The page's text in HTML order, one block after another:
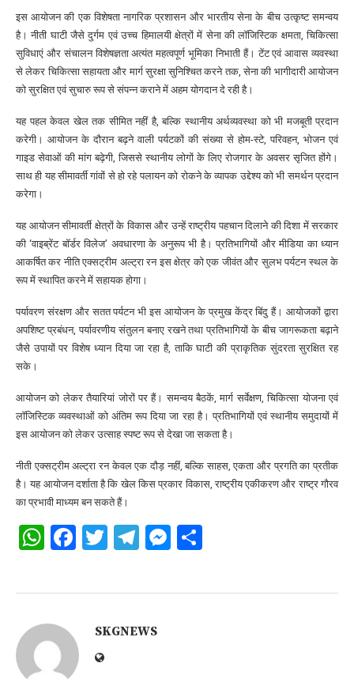
इस आयोजन की एक विशेषता नागरिक प्रशासन और भारतीय सेना के बीच उत्कृष्ट समन्वय
है। नीती घाटी जैसे दुर्गम एवं उच्च हिमालयी क्षेत्रों में सेना की लॉजिस्टिक क्षमता, चिकित्सा
सुविधाएं और संचालन विशेषज्ञता अत्यंत महत्वपूर्ण भूमिका निभाती हैं। टेंट एवं आवास व्यवस्था
से लेकर चिकित्सा सहायता और मार्ग सुरक्षा सुनिश्चित करने तक, सेना की भागीदारी आयोजन
को सुरक्षित एवं सुचारु रूप से संपन्न कराने में अहम योगदान दे रही है।
यह पहल केवल खेल तक सीमित नहीं है, बल्कि स्थानीय अर्थव्यवस्था को भी मजबूती प्रदान
करेगी। आयोजन के दौरान बढ़ने वाली पर्यटकों की संख्या से होम-स्टे, परिवहन, भोजन एवं
गाइड सेवाओं की मांग बढ़ेगी, जिससे स्थानीय लोगों के लिए रोजगार के अवसर सृजित होंगे।
साथ ही यह सीमावर्ती गांवों से हो रहे पलायन को रोकने के व्यापक उद्देश्य को भी समर्थन प्रदान
करेगा।
यह आयोजन सीमावर्ती क्षेत्रों के विकास और उन्हें राष्ट्रीय पहचान दिलाने की दिशा में सरकार
की ‘वाइब्रेंट बॉर्डर विलेज’ अवधारणा के अनुरूप भी है। प्रतिभागियों और मीडिया का ध्यान
आकर्षित कर नीति एक्सट्रीम अल्ट्रा रन इस क्षेत्र को एक जीवंत और सुलभ पर्यटन स्थल के
रूप में स्थापित करने में सहायक होगा।
पर्यावरण संरक्षण और सतत पर्यटन भी इस आयोजन के प्रमुख केंद्र बिंदु हैं। आयोजकों द्वारा
अपशिष्ट प्रबंधन, पर्यावरणीय संतुलन बनाए रखने तथा प्रतिभागियों के बीच जागरूकता बढ़ाने
जैसे उपायों पर विशेष ध्यान दिया जा रहा है, ताकि घाटी की प्राकृतिक सुंदरता सुरक्षित रह
सके।
आयोजन को लेकर तैयारियां जोरों पर हैं। समन्वय बैठकें, मार्ग सर्वेक्षण, चिकित्सा योजना एवं
लॉजिस्टिक व्यवस्थाओं को अंतिम रूप दिया जा रहा है। प्रतिभागियों एवं स्थानीय समुदायों में
इस आयोजन को लेकर उत्साह स्पष्ट रूप से देखा जा सकता है।
नीती एक्सट्रीम अल्ट्रा रन केवल एक दौड़ नहीं, बल्कि साहस, एकता और प्रगति का प्रतीक
है। यह आयोजन दर्शाता है कि खेल किस प्रकार विकास, राष्ट्रीय एकीकरण और राष्ट्र गौरव
का प्रभावी माध्यम बन सकते हैं।
WhatsApp
Facebook
Twitter
Telegram
Messenger
SKGNEWS